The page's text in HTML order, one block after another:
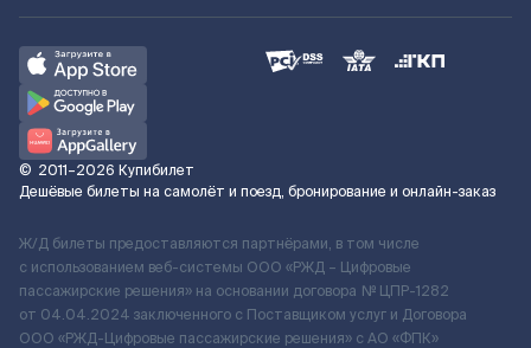
© 2011–2026 Купибилет
Дешёвые билеты на самолёт и поезд, бронирование и онлайн-заказ
Ж/Д билеты предоставляются партнёрами, в том числе
с использованием веб-системы ООО «РЖД – Цифровые
пассажирские решения» на основании договора № ЦПР-1282
от 04.04.2024 заключенного с Поставщиком услуг и Договора
ООО «РЖД-Цифровые пассажирские решения» c АО «ФПК»